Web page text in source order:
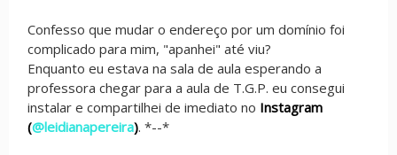
Confesso que mudar o endereço por um domínio foi
complicado para mim, "apanhei" até viu?
Enquanto eu estava na sala de aula esperando a
professora chegar para a aula de T.G.P. eu consegui
instalar e compartilhei de imediato no Instagram
(@leidianapereira). *--*